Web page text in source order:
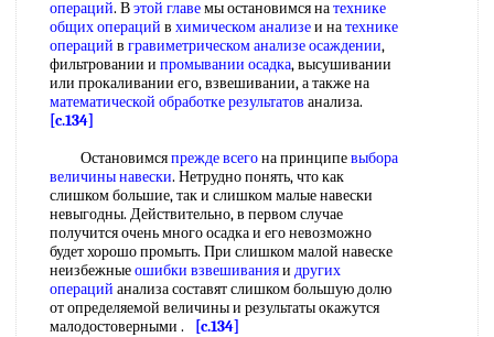
операций. Вэтой главемы остановимся натехнике
общих операций в химическом анализеи натехнике
операций в гравиметрическом анализе осаждении,
фильтровании и промывании осадка, высушивании
или прокаливании его, взвешивании, а также на
математической обработке результатов анализа.
[c.134]
Остановимсяпрежде всегона принципевыбора
величины навески. Нетрудно понять, что как
слишком большие, так и слишком малые навески
невыгодны. Действительно, в первом случае
получится очень много осадка и его невозможно
будет хорошо промыть. При слишком малой навеске
неизбежныеошибки взвешиванияи других
операций анализа составят слишком большую долю
от определяемой величины и результаты окажутся
малодостоверными .
[c.134]